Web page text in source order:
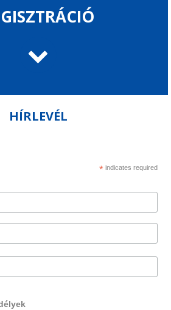
HÍRLEVÉL
* indicates required